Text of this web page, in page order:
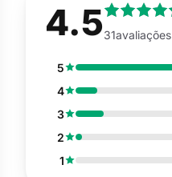
4.531avaliações
5
4
3
2
1